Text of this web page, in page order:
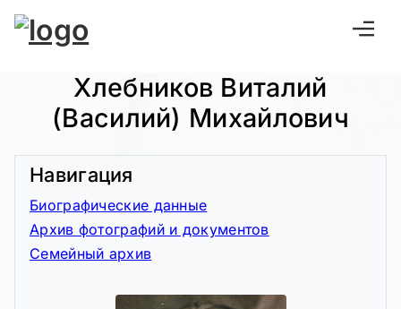
Хлебников Виталий
(Василий) Михайлович
Навигация
Биографические данные
Архив фотографий и документов
Семейный архив